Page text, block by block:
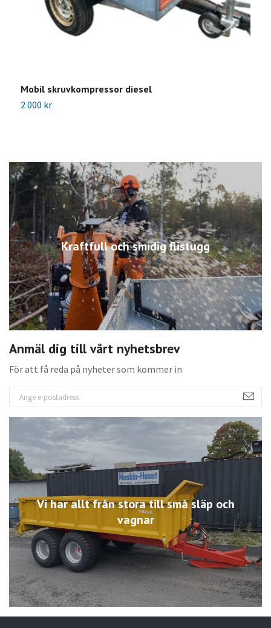
Kraftfull och smidig flistugg
Anmäl dig till vårt nyhetsbrev
För att få reda på nyheter som kommer in
Vi har allt från stora till små släp och
vagnar
Mobil skruvkompressor diesel
2 000 kr